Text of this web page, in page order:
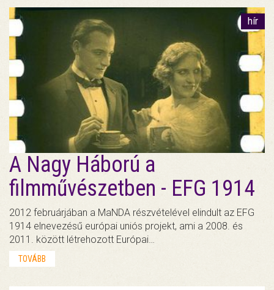
hír
A Nagy Háború a
filmművészetben - EFG 1914
2012 februárjában a MaNDA részvételével elindult az EFG
1914 elnevezésű európai uniós projekt, ami a 2008. és
2011. között létrehozott Európai…
TOVÁBB